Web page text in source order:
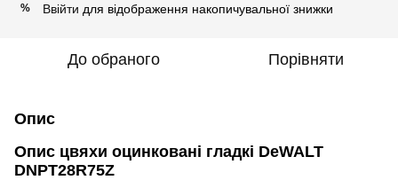
% Ввійти для відображення накопичувальної знижки
До обраного Порівняти
Опис
Опис цвяхи оцинковані гладкі DeWALT
DNPT28R75Z